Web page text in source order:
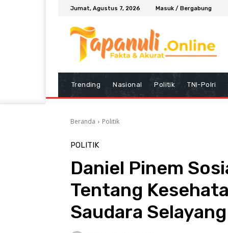
Jumat, Agustus 7, 2026 Masuk / Bergabung
Trending Nasional Politik TNI-Polri
Beranda Politik
POLITIK
Daniel Pinem
Tentang
Saudara Selayang